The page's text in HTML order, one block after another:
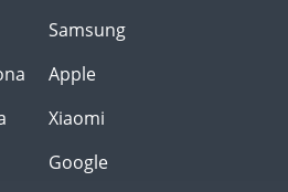
Samsung
Apple
Xiaomi
Google